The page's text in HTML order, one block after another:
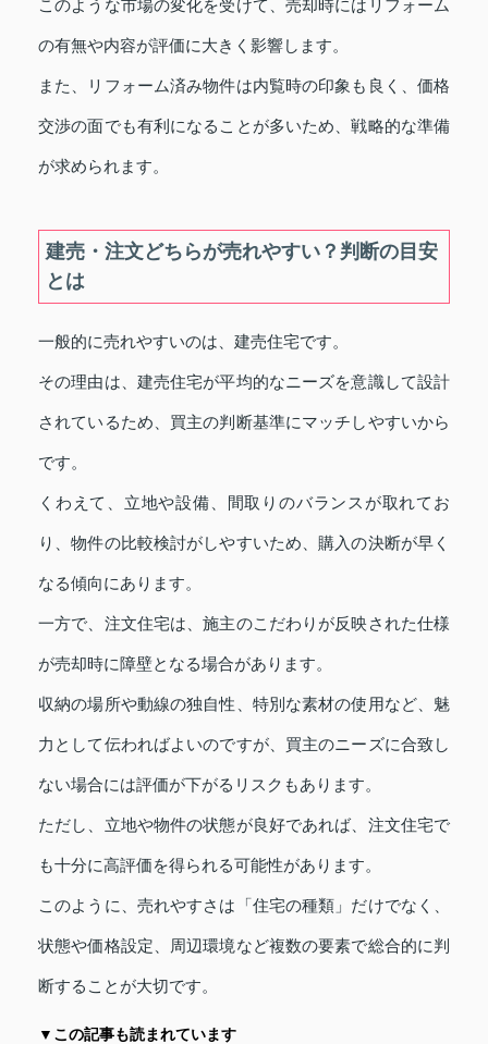
このような市場の変化を受けて、売却時にはリフォーム
の有無や内容が評価に大きく影響します。
また、リフォーム済み物件は内覧時の印象も良く、価格
交渉の面でも有利になることが多いため、戦略的な準備
が求められます。
建売・注文どちらが売れやすい？判断の目安
とは
一般的に売れやすいのは、建売住宅です。
その理由は、建売住宅が平均的なニーズを意識して設計
されているため、買主の判断基準にマッチしやすいから
です。
くわえて、立地や設備、間取りのバランスが取れてお
り、物件の比較検討がしやすいため、購入の決断が早く
なる傾向にあります。
一方で、注文住宅は、施主のこだわりが反映された仕様
が売却時に障壁となる場合があります。
収納の場所や動線の独自性、特別な素材の使用など、魅
力として伝わればよいのですが、買主のニーズに合致し
ない場合には評価が下がるリスクもあります。
ただし、立地や物件の状態が良好であれば、注文住宅で
も十分に高評価を得られる可能性があります。
このように、売れやすさは「住宅の種類」だけでなく、
状態や価格設定、周辺環境など複数の要素で総合的に判
断することが大切です。
▼この記事も読まれています